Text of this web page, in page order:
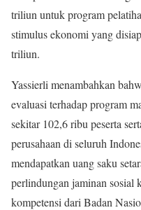
triliun untuk program
stimulus ekonomi yang
triliun.
Yassierli menambahkan
evaluasi terhadap program
sekitar 102,6 ribu peserta
perusahaan di seluruh
mendapatkan uang saku
perlindungan jaminan sosial
kompetensi dari Badan